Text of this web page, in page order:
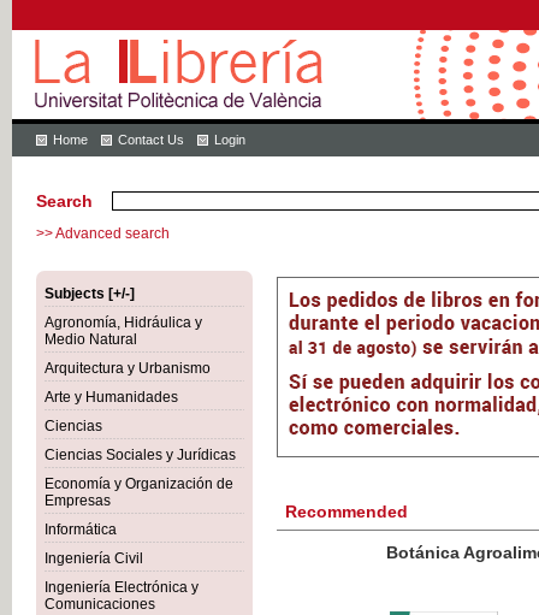
Home Contact Us Login
Search
>> Advanced search
Subjects [+/-]
Agronomía, Hidráulica y
Medio Natural
Arquitectura y Urbanismo
Arte y Humanidades
Ciencias
Ciencias Sociales y Jurídicas
Economía y Organización de
Empresas
Informática
Ingeniería Civil
Ingeniería Electrónica y
Comunicaciones
Recommended
Botánica Agroalimentaria